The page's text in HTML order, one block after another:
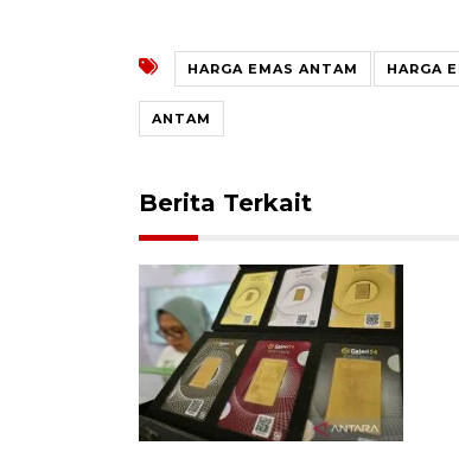
HARGA EMAS ANTAM HARGA
ANTAM
Berita Terkait